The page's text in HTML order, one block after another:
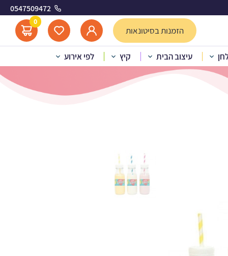
0547509472
הזמנות בסיטונאות
0
עיצוב הבית קיץ לפי אירוע מלבניות לעיצוב פסים צבעוניים